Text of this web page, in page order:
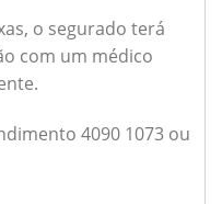
o segurado terá
com um médico
4090 1073 ou